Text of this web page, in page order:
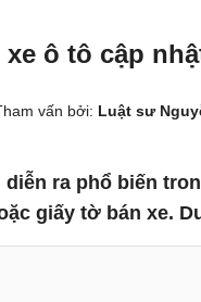
ô tô cập
vấn bởi: Luật sư
diễn ra phổ biến
giấy tờ bán xe.